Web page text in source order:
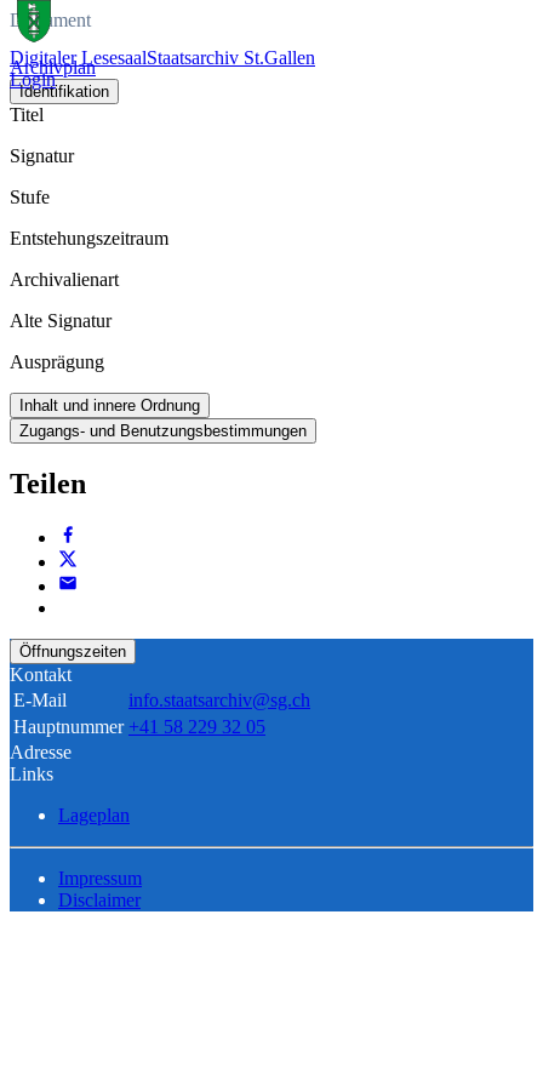
Digitaler LesesaalStaatsarchiv St.Gallen
Login
Dokument
Archivplan
Identifikation
Titel
Signatur
Stufe
Entstehungszeitraum
Archivalienart
Alte Signatur
Ausprägung
Inhalt und innere Ordnung
Zugangs- und Benutzungsbestimmungen
Teilen
Öffnungszeiten
Kontakt
E-Mail
info.staatsarchiv@sg.ch
Hauptnummer +41 58 229 32 05
Adresse
Links
Lageplan
Impressum
Disclaimer